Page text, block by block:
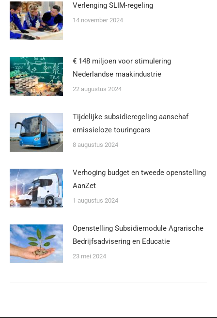
Verlenging SLIM-regeling
14 november 2024
€ 148 miljoen voor stimulering
Nederlandse maakindustrie
22 augustus 2024
Tijdelijke subsidieregeling aanschaf
emissieloze touringcars
8 augustus 2024
Verhoging budget en tweede openstelling
AanZet
1 augustus 2024
Openstelling Subsidiemodule Agrarische
Bedrijfsadvisering en Educatie
23 mei 2024